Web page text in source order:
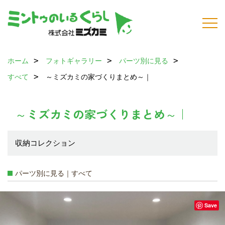
ホーム フォトギャラリー
パーツ別に見る
すべて
～ミズカミの家づくりまとめ～｜
～ミズカミの家づくりまとめ～｜
収納コレクション
パーツ別に見る｜すべて
Save